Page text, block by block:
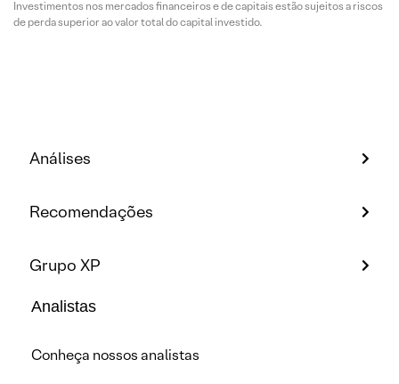
Investimentos nos mercados financeiros e de capitais estão sujeitos a riscos
de perda superior ao valor total do capital investido.
Análises
Recomendações
Grupo XP
Analistas
Conheça nossos analistas